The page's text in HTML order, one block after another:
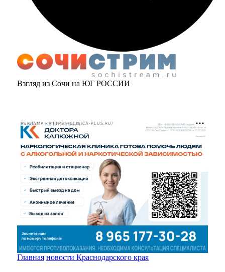
Взгляд из Сочи на ЮГ РОССИИ
РЕКЛАМА • HTTPS://CLINICA-PLUS.RU/
Главная новости Краснодарского края